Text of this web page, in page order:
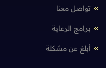
تواصل معنا
برامج الرعاية
أبلغ عن مشكلة